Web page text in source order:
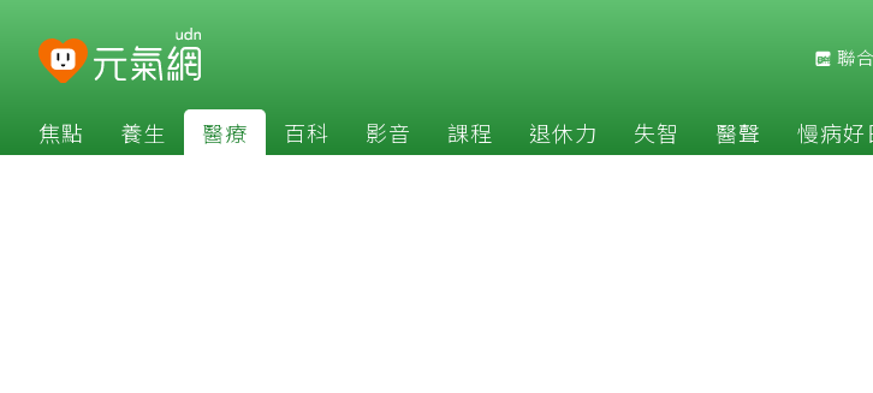
聯
焦點 養生 醫療 百科 影音 課程 退休力 失智 醫聲 慢病好